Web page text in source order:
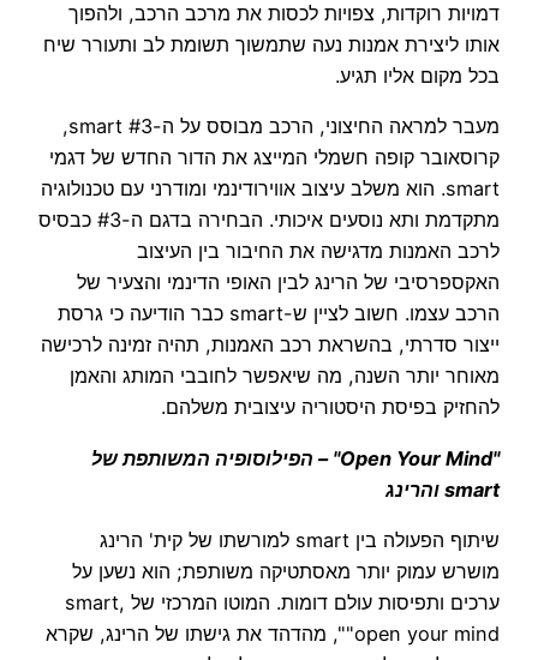
דמויות רוקדות, צפויות לכסות את מרכב הרכב, ולהפוך
אותו ליצירת אמנות נעה שתמשוך תשומת לב ותעורר שיח
בכל מקום אליו תגיע.
מעבר למראה החיצוני, הרכב מבוסס על ה-smart #3,
קרוסאובר קופה חשמלי המייצג את הדור החדש של דגמי
smart. הוא משלב עיצוב אווירודינמי ומודרני עם טכנולוגיה
מתקדמת ותא נוסעים איכותי. הבחירה בדגם ה-#3 כבסיס
לרכב האמנות מדגישה את החיבור בין העיצוב
האקספרסיבי של הרינג לבין האופי הדינמי והצעיר של
הרכב עצמו. חשוב לציין ש-smart כבר הודיעה כי גרסת
ייצור סדרתי, בהשראת רכב האמנות, תהיה זמינה לרכישה
מאוחר יותר השנה, מה שיאפשר לחובבי המותג והאמן
להחזיק בפיסת היסטוריה עיצובית משלהם.
"Open Your Mind" – הפילוסופיה המשותפת של
smart והרינג
שיתוף הפעולה בין smart למורשתו של קית' הרינג
מושרש עמוק יותר מאסתטיקה משותפת; הוא נשען על
ערכים ותפיסות עולם דומות. המוטו המרכזי של smart,
"open your mind", מהדהד את גישתו של הרינג, שקרא